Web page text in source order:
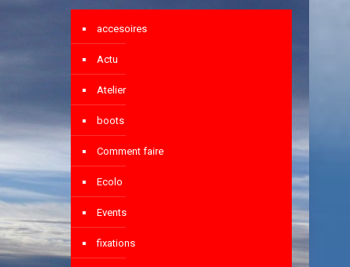
accesoires
Actu
Atelier
boots
Comment faire
Ecolo
Events
fixations